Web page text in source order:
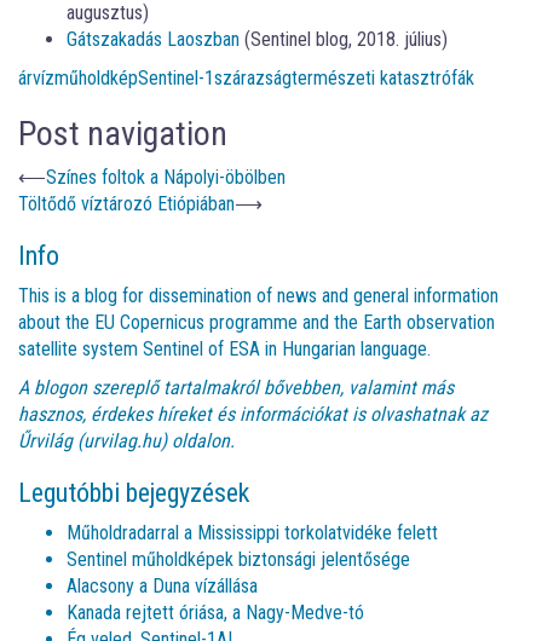
augusztus)
Gátszakadás Laoszban (Sentinel blog, 2018. július)
árvízműholdképSentinel-1szárazságtermészeti katasztrófák
Post navigation
⟵Színes foltok a Nápolyi-öbölben
Töltődő víztározó Etiópiában⟶
Info
This is a blog for dissemination of news and general information
about the EU Copernicus programme and the Earth observation
satellite system Sentinel of ESA in Hungarian language.
A blogon szereplő tartalmakról bővebben, valamint más
hasznos, érdekes híreket és információkat is olvashatnak az
Űrvilág (urvilag.hu)oldalon.
Legutóbbi bejegyzések
Műholdradarral a Mississippi torkolatvidéke felett
Sentinel műholdképek biztonsági jelentősége
Alacsony a Duna vízállása
Kanada rejtett óriása, a Nagy-Medve-tó